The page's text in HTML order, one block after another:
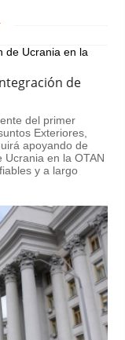
de
del primer
Exteriores,
apoyando de
en la OTAN
y a largo